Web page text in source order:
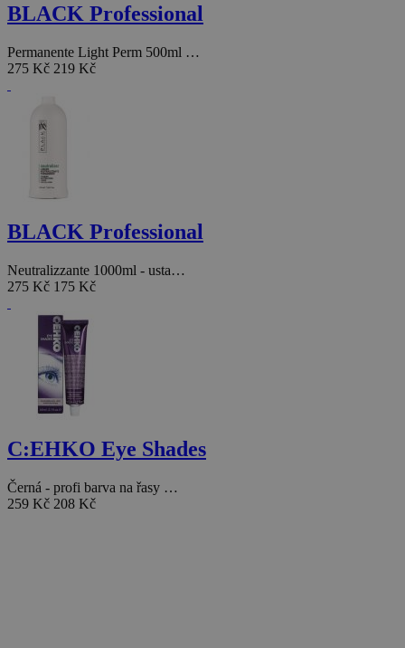
BLACK Professional
Permanente Light Perm 500ml …
275 Kč 219 Kč
BLACK Professional
Neutralizzante 1000ml - usta…
275 Kč 175 Kč
C:EHKO Eye Shades
Černá - profi barva na řasy …
259 Kč 208 Kč